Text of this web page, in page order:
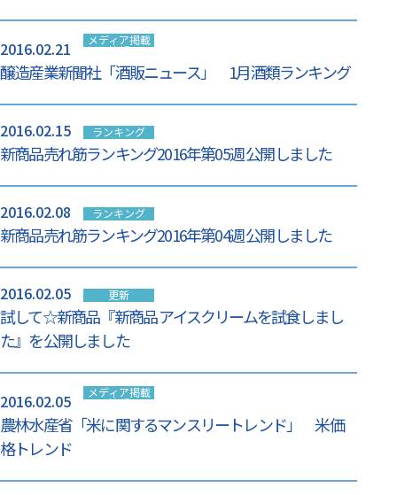
2016.02.21 メディア掲載
情報
醸造産業新聞社「酒販ニュース」 1月酒類ランキング
2016.02.15 ランキング
新商品売れ筋ランキング2016年第05週 公開しました
2016.02.08 ランキング
新商品売れ筋ランキング2016年第04週 公開しました
2016.02.05 更新
試して☆新商品『新商品 アイスクリームを試食しまし
た』を公開しました
2016.02.05 メディア掲載
情報
農林水産省「米に関するマンスリートレンド」 米価
格トレンド